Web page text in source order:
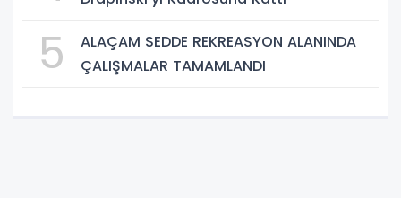
5
ALAÇAM SEDDE REKREASYON ALANINDA
ÇALIŞMALAR TAMAMLANDI